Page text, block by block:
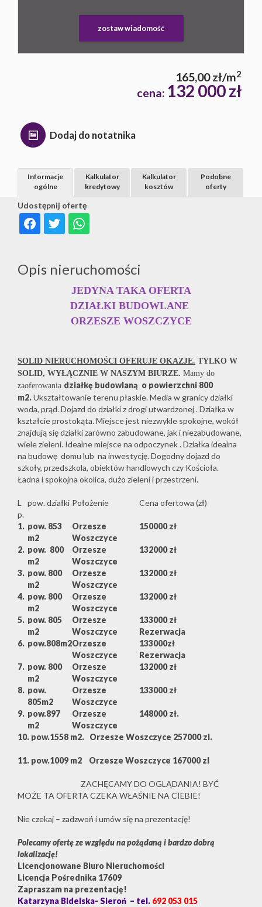
zostaw wiadomość
165,00 zł/m2
cena: 132 000 zł
Dodaj do notatnika
Udostępnij ofertę
Informacje
ogólne
Kalkulator
kredytowy
Kalkulator
kosztów
Podobne
oferty
Opis nieruchomości
JEDYNA TAKA OFERTA
DZIAŁKI BUDOWLANE
ORZESZE WOSZCZYCE
SOLID NIERUCHOMOŚCI OFERUJE OKAZJE. TYLKO W
SOLID, WYŁĄCZNIE W NASZYM BIURZE. Mamy do
zaoferowania działkę budowlaną o powierzchni 800
m2.Ukształtowanie terenu płaskie. Media w granicy działki
woda, prąd. Dojazd do działki z drogi utwardzonej . Działka w
kształcie prostokąta. Miejsce jest niezwykle spokojne, wokół
znajdują się działki zarówno zabudowane, jak i niezabudowane,
wiele zieleni. Idealne miejsce na odpoczynek . Działka idealna
na budowę domu lub na inwestycję. Dogodny dojazd do
szkoły, przedszkola, obiektów handlowych czy Kościoła.
Ładna i spokojna okolica, dużo zieleni i przestrzeni.
L
p.
pow. działki Położenie Cena ofertowa (zł)
1. pow. 853
m2
Orzesze
Woszczyce
150000 zł
2. pow. 800
m2
Orzesze
Woszczyce
132000 zł
3. pow. 800
m2
Orzesze
Woszczyce
132000 zł
4. pow. 800
m2
Orzesze
Woszczyce
132000 zł
5. pow. 805
m2
Orzesze
Woszczyce
133000 zł
Rezerwacja
6. pow.808m2Orzesze
Woszczyce
133000zł
Rezerwacja
7. pow. 800
m2
Orzesze
Woszczyce
132000 zł
8. pow.
805m2
Orzesze
Woszczyce
133000 zł
9. pow.897
m2
Orzesze
Woszczyce
148000 zł.
10. pow.1558 m2. Orzesze Woszczyce 257000 zl.
11. pow.1009 m2 Orzesze Woszczyce 167000 zl
ZACHĘCAMY DO OGLĄDANIA! BYĆ
MOŻE TA OFERTA CZEKA WŁAŚNIE NA CIEBIE!
Nie czekaj – zadzwoń i umów się na prezentację!
Polecamy ofertę ze względu na pożądaną i bardzo dobrą
lokalizację!
Licencjonowane Biuro Nieruchomości
Licencja Pośrednika 17609
Zapraszam na prezentację!
Katarzyna Bidelska- Sieroń – tel. 692 053 015